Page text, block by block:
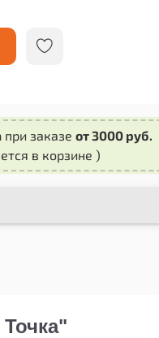
высокой
из качественных
надежные
mini - ваш надежный
форме и
Приобретайте
при заказе от 3000 руб.
в корзине )